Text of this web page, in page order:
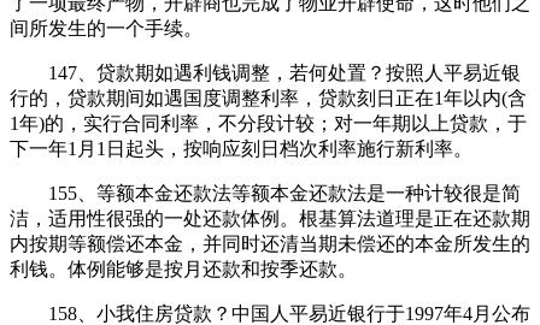
间所发生的一个手续。
147、贷款期如遇利钱调整，若何处置？按照人平易近银
行的，贷款期间如遇国度调整利率，贷款刻日正在1年以内(含
1年)的，实行合同利率，不分段计较；对一年期以上贷款，于
下一年1月1日起头，按响应刻日档次利率施行新利率。
155、等额本金还款法等额本金还款法是一种计较很是简
洁，适用性很强的一处还款体例。根基算法道理是正在还款期
内按期等额偿还本金，并同时还清当期未偿还的本金所发生的
利钱。体例能够是按月还款和按季还款。
158、小我住房贷款？中国人平易近银行于1997年4月公布